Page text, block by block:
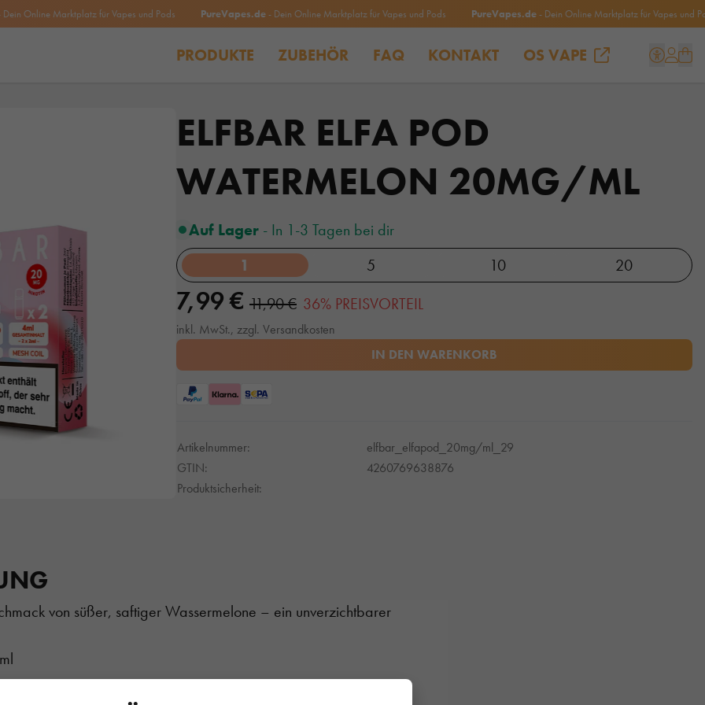
Marktplatz für Vapes und Pods PureVapes.de- Dein Online Marktplatz für Vapes und Pods PureVapes.de- Dein Online Marktplatz für Vapes und Pods
PRODUKTE ZUBEHÖR FAQ KONTAKT OS VAPE
ELFBAR ELFA POD
WATERMELON 20MG/ML
Auf Lager - In 1-3 Tagen bei dir
1
5 10 20
7,99 € 11,90 € 36% PREISVORTEIL
inkl. MwSt., zzgl. Versandkosten
IN DEN WARENKORB
Artikelnummer:
elfbar_elfapod_20mg/ml_29
GTIN:
4260769638876
Produktsicherheit:
von süßer, saftiger Wassermelone – ein unverzichtbarer